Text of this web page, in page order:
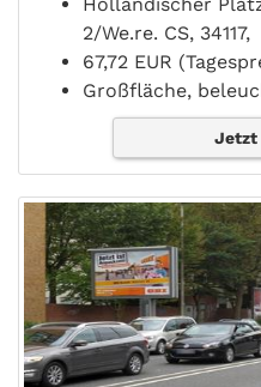
2/We.re. CS, 34117,
67,72 EUR
Großfläche,
Jetzt